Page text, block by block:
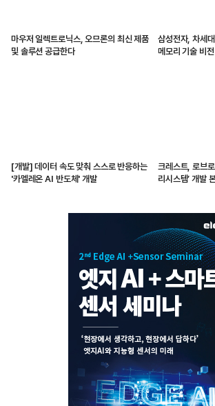
마우저 일렉트로닉스, 오므론의 최신 제품
및 솔루션 공급한다
삼성전자, 차세
메모리 기술 비
[개발] 데이터 속도 맞춰 스스로 반응하는
'카멜레온 AI 반도체' 개발
크레스트, 로브
리시스템’ 개발